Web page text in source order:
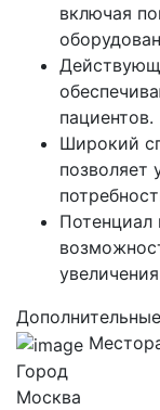
включая
пациентов.
Широкий
позволяет
Потенциал
Город
Москва